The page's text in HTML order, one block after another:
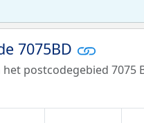
7075BD
postcodegebied 7075